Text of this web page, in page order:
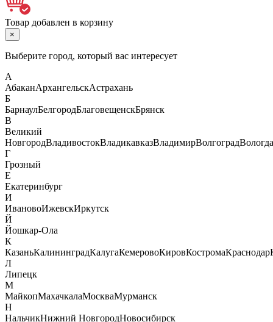
Товар добавлен в корзину
×
Выберите город, который вас интересует
А
АбаканАрхангельскАстрахань
Б
БарнаулБелгородБлаговещенскБрянск
В
Великий
НовгородВладивостокВладикавказВладимирВолгоградВологда
Г
Грозный
Е
Екатеринбург
И
ИвановоИжевскИркутск
Й
Йошкар-Ола
К
КазаньКалининградКалугаКемеровоКировКостромаКраснодар
Л
Липецк
М
МайкопМахачкалаМоскваМурманск
Н
НальчикНижний НовгородНовосибирск